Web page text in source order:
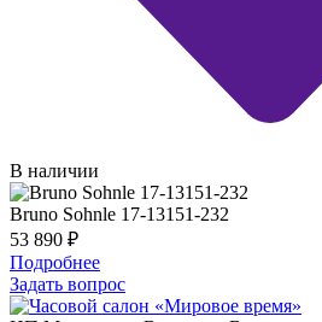
В наличии
Bruno Sohnle 17-13151-232
53 890 ₽
Подробнее
Задать вопрос